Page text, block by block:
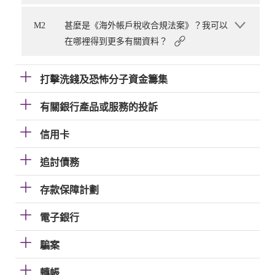
M2
甚麼是《海外帳戶稅收合規法案》？我可以
在哪裡得到更多有關資料？
打擊洗錢及恐怖分子資金籌集
有關銀行產品或服務的投訴
信用卡
追討債務
存款保障計劃
電子銀行
騙案
轉帳